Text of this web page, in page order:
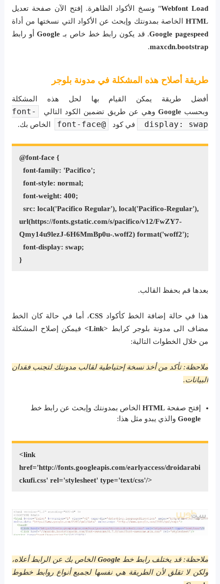
Webfont Load" ونسخ الأكواد الظاهرة. إفتح الآن صفحة تعديل
HTML
الخاصة بمدونتك وإبحث عن الأكواد التي نسختها من أداة
Google pagespeed. قد يكون رابط خط خاص بـ Google
أو رابط
maxcdn.bootstrap
.
طريقة أصلاح هذه المشكلة في مدونة بلوجر
أفضل طريقة يمكن القيام بها لحل هذه المشكلة
وبحسبGoogle وهي عن طريق تضمين الكود التالي
font-
display: swap
في كود @font-face الخاص بك.
@font-face {
font-family: 'Pacifico';
font-style: normal;
font-weight: 400;
src: local('Pacifico Regular'), local('Pacifico-Regular'),
url(https://fonts.gstatic.com/s/pacifico/v12/FwZY7-
Qmy14u9lezJ-6H6MmBp0u-.woff2) format('woff2');
font-display: swap;
}
بعدها قم بحفظ القالب.
هذا في حالة إضافة الخط كأكواد CSS، أما في حالة كان الخط
مضاف الى مدونة بلوجر كرابط <Link>
فيمكن إصلاح المشكلة
من خلال الخطوات التالية:
ملاحظة: تأكد من أخذ نسخة إحتياطية لقالب مدونتك لتجنب فقدان
البيانات.
إفتح صفحة HTML الخاص بمدونتك وإبحث عن رابط خط
Google والذي يبدو مثل هذا:
<link
href='http://fonts.googleapis.com/earlyaccess/droidarabi
ckufi.css' rel='stylesheet' type='text/css'/>
ملاحظة: قد يختلف رابط خطGoogle الخاص بك عن الرابط أعلاه،
ولكن لا تقلق لأن الطريقة هي نفسها لجميع أنواع روابط خطوط